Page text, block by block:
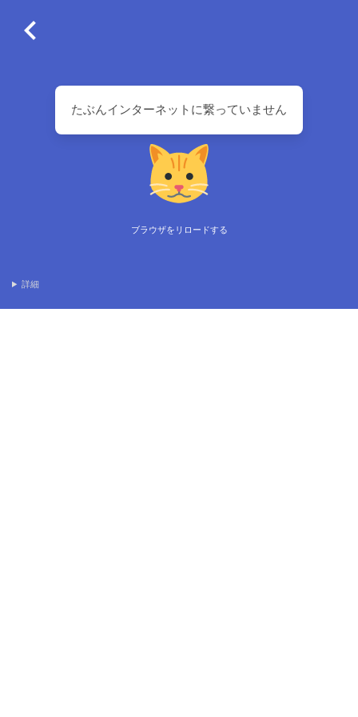
たぶんインターネットに繋っていません
ブラウザをリロードする
詳細